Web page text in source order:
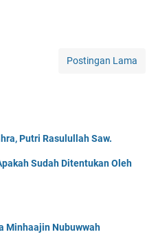
Postingan Lama
Putri Rasulullah Saw.
Sudah Ditentukan Oleh
Minhaajin Nubuwwah